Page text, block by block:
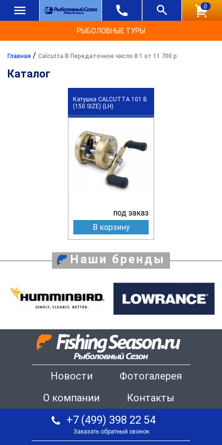
0
РЫБОЛОВНЫЕ ТУРЫ
Главная / Calcutta B Передаточное число 8:1 от 11 700 р.
Каталог
Катушка CALCUTTA 101 B
(150 SIZE) (LH)
под заказ
В корзину
Наши бренды
Новости
Фотогалерея
О компании
Контакты
+7 (499) 398 22 54
Заказать обратный звонок